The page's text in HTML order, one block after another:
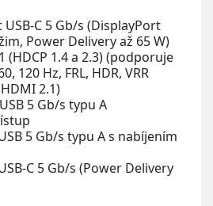
C 5 Gb/s (DisplayPort
Power Delivery až 65 W)
(HDCP 1.4 a 2.3) (podporuje
120 Hz, FRL, HDR, VRR
2.1)
5 Gb/s typu A
5 Gb/s typu A s nabíjením
C 5 Gb/s (Power Delivery